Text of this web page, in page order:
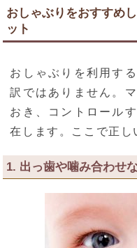
おしゃぶりをおすすめ
ット
おしゃぶりを利用す
訳ではありません。
おき、コントロール
在します。ここで正し
1. 出っ歯や噛み合わせ